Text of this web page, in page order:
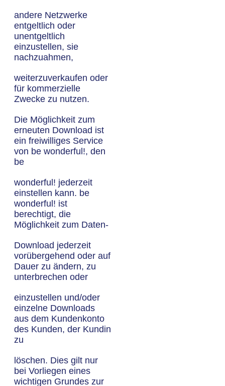
andere Netzwerke
entgeltlich oder
unentgeltlich
einzustellen, sie
nachzuahmen,
weiterzuverkaufen oder
für kommerzielle
Zwecke zu nutzen.
Die Möglichkeit zum
erneuten Download ist
ein freiwilliges Service
von be wonderful!, den
be
wonderful! jederzeit
einstellen kann. be
wonderful! ist
berechtigt, die
Möglichkeit zum Daten-
Download jederzeit
vorübergehend oder auf
Dauer zu ändern, zu
unterbrechen oder
einzustellen und/oder
einzelne Downloads
aus dem Kundenkonto
des Kunden, der Kundin
zu
löschen. Dies gilt nur
bei Vorliegen eines
wichtigen Grundes zur